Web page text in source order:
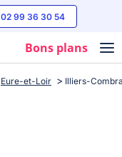
02 99 36 30 54
Bons plans
Eure-et-Loir Illiers-